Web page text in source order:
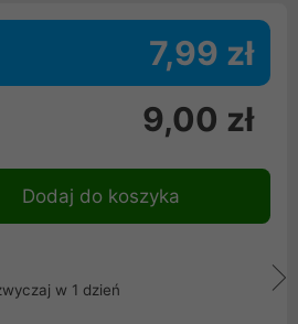
7,99 zł
9,00 zł
Dodaj do koszyka
w 1 dzień